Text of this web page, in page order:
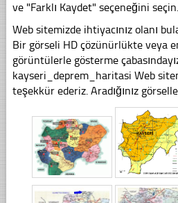
ve "Farklı Kaydet" seçeneğini seçin.
Web sitemizde ihtiyacınız olanı
Bir görseli HD çözünürlükte veya
görüntülerle gösterme
kayseri_deprem_haritasi Web
teşekkür ederiz. Aradığınız